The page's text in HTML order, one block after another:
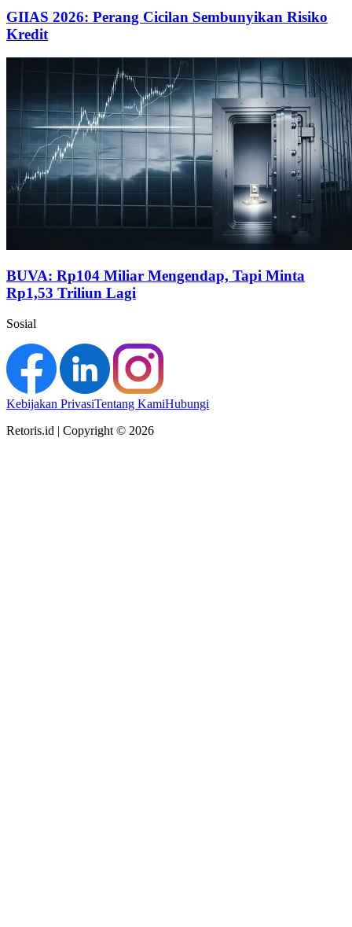
GIIAS 2026: Perang Cicilan Sembunyikan Risiko
Kredit
BUVA: Rp104 Miliar Mengendap, Tapi Minta
Rp1,53 Triliun Lagi
Sosial
Kebijakan PrivasiTentang KamiHubungi
Retoris.id | Copyright © 2026